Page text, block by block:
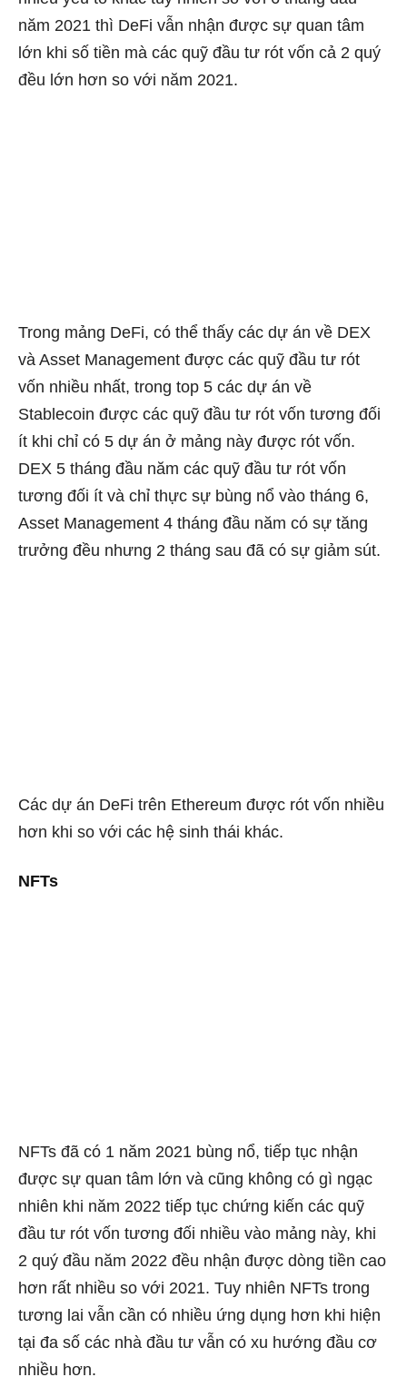
năm 2021 thì DeFi vẫn nhận được sự quan tâm
lớn khi số tiền mà các quỹ đầu tư rót vốn cả 2 quý
đều lớn hơn so với năm 2021.
Trong mảng DeFi, có thể thấy các dự án về DEX
và Asset Management được các quỹ đầu tư rót
vốn nhiều nhất, trong top 5 các dự án về
Stablecoin được các quỹ đầu tư rót vốn tương đối
ít khi chỉ có 5 dự án ở mảng này được rót vốn.
DEX 5 tháng đầu năm các quỹ đầu tư rót vốn
tương đối ít và chỉ thực sự bùng nổ vào tháng 6,
Asset Management 4 tháng đầu năm có sự tăng
trưởng đều nhưng 2 tháng sau đã có sự giảm sút.
Các dự án DeFi trên Ethereum được rót vốn nhiều
hơn khi so với các hệ sinh thái khác.
NFTs
NFTs đã có 1 năm 2021 bùng nổ, tiếp tục nhận
được sự quan tâm lớn và cũng không có gì ngạc
nhiên khi năm 2022 tiếp tục chứng kiến các quỹ
đầu tư rót vốn tương đối nhiều vào mảng này, khi
2 quý đầu năm 2022 đều nhận được dòng tiền cao
hơn rất nhiều so với 2021. Tuy nhiên NFTs trong
tương lai vẫn cần có nhiều ứng dụng hơn khi hiện
tại đa số các nhà đầu tư vẫn có xu hướng đầu cơ
nhiều hơn.